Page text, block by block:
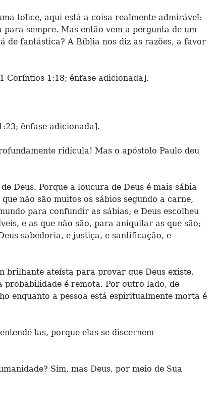
tolice, aqui está a coisa realmente admirável:
sempre. Mas então vem a pergunta de um
de fantástica? A Bíblia nos diz as razões, a favor
Coríntios 1:18; ênfase adicionada].
ênfase adicionada].
ridícula! Mas o apóstolo Paulo deu
Deus. Porque a loucura de Deus é mais sábia
não são muitos os sábios segundo a carne,
para confundir as sábias; e Deus escolheu
e as que não são, para aniquilar as que são;
sabedoria, e justiça, e santificação, e
brilhante ateísta para provar que Deus existe.
probabilidade é remota. Por outro lado, de
enquanto a pessoa está espiritualmente morta é
las, porque elas se discernem
Sim, mas Deus, por meio de Sua